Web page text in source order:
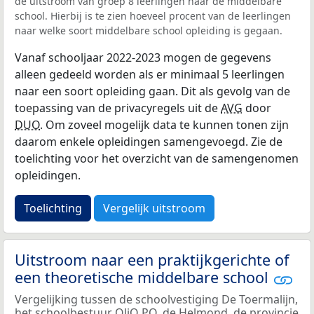
school. Hierbij is te zien hoeveel procent van de leerlingen
naar welke soort middelbare school opleiding is gegaan.
Vanaf schooljaar 2022-2023 mogen de gegevens
alleen gedeeld worden als er minimaal 5 leerlingen
naar een soort opleiding gaan. Dit als gevolg van de
toepassing van de privacyregels uit deAVG door
DUO. Om zoveel mogelijk data te kunnen tonen zijn
daarom enkele opleidingen samengevoegd. Zie de
toelichting voor het overzicht van de samengenomen
opleidingen.
Toelichting Vergelijk uitstroom
Uitstroom naar een praktijkgerichte of
een theoretische middelbare school
Vergelijking tussen de schoolvestiging De Toermalijn,